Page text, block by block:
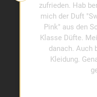
zufrieden. Hab
mich der Duft
Pink" aus den
Klasse Düfte.
danach. Auch
Kleidung.